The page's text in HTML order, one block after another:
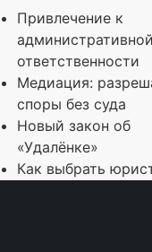
Привлечение к
административной
ответственности
Медиация:
споры без суда
Новый закон об
«Удалёнке»
Как выбрать